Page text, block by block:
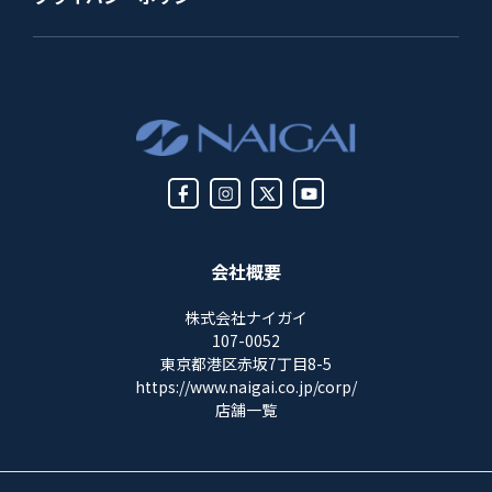
会社概要
株式会社ナイガイ
107-0052
東京都港区赤坂7丁目8-5
https://www.naigai.co.jp/corp/
店舗一覧